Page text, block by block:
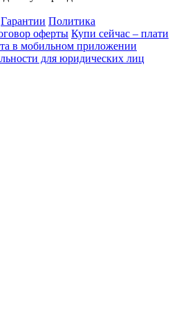
Гарантии Политика
оферты Купи сейчас – плати
в мобильном приложении
для юридических лиц